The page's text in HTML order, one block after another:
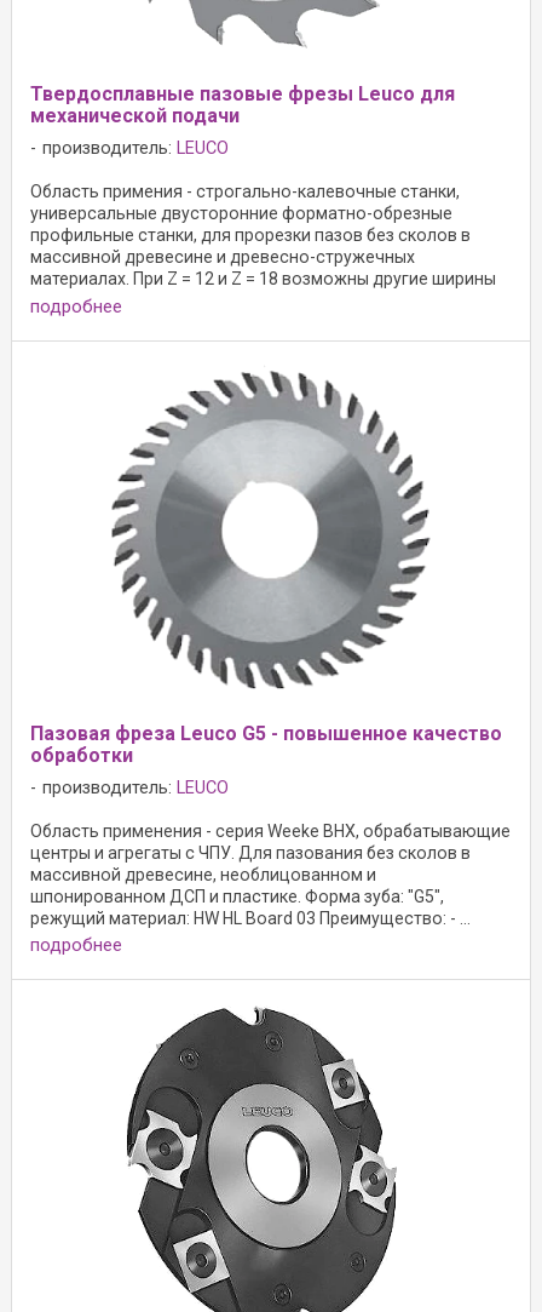
Твердосплавные пазовые фрезы Leuco для
механической подачи
производитель: LEUCO
Область примения - строгально-калевочные станки,
универсальные двусторонние форматно-обрезные
профильные станки, для прорезки пазов без сколов в
массивной древесине и древесно-стружечных
материалах. При Z = 12 и Z = 18 возможны другие ширины
пазов ...
подробнее
Пазовая фреза Leuco G5 - повышенное качество
обработки
производитель: LEUCO
Область применения - серия Weeke BHX, обрабатывающие
центры и агрегаты с ЧПУ. Для пазования без сколов в
массивной древесине, необлицованном и
шпонированном ДСП и пластике. Форма зуба: "G5",
режущий материал: HW HL Board 03 Преимущество: - ...
подробнее